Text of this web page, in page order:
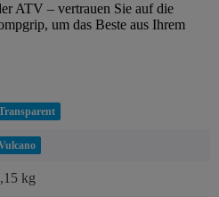
ATV – vertrauen Sie auf die
um das Beste aus Ihrem
kg